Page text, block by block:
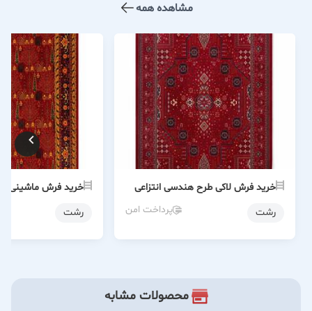
مشاهده همه
خرید فرش لاکی طرح هندسی انتزاعی
رشت
پرداخت امن
خرید فرش ماشینی
رشت
محصولات مشابه